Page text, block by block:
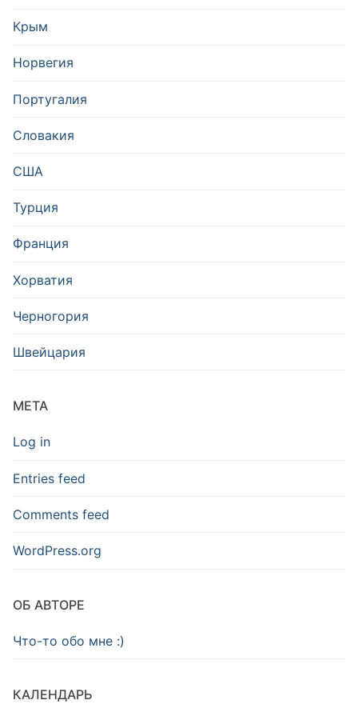
Крым
Норвегия
Португалия
Словакия
США
Турция
Франция
Хорватия
Черногория
Швейцария
META
Log in
Entries feed
Comments feed
WordPress.org
ОБ АВТОРЕ
Что-то обо мне :)
КАЛЕНДАРЬ